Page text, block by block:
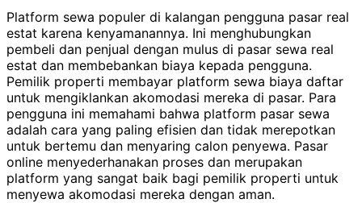
Platform sewa populer di kalangan pengguna pasar real
estat karena kenyamanannya. Ini menghubungkan
pembeli dan penjual dengan mulus di pasar sewa real
estat dan membebankan biaya kepada pengguna.
Pemilik properti membayar platform sewa biaya daftar
untuk mengiklankan akomodasi mereka di pasar. Para
pengguna ini memahami bahwa platform pasar sewa
adalah cara yang paling efisien dan tidak merepotkan
untuk bertemu dan menyaring calon penyewa. Pasar
online menyederhanakan proses dan merupakan
platform yang sangat baik bagi pemilik properti untuk
menyewa akomodasi mereka dengan aman.